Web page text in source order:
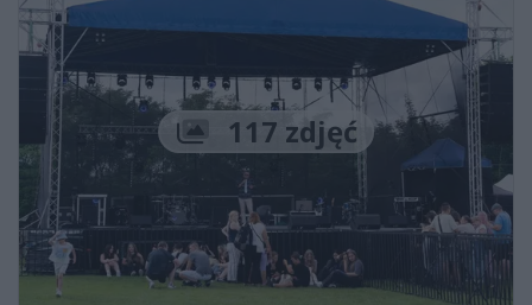
Liczba zdjęć
117 zdjęć